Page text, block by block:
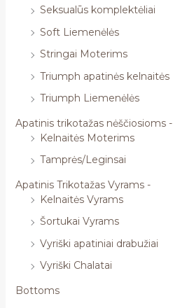
Seksualūs komplektėliai
Soft Liemenėlės
Stringai Moterims
Triumph apatinės kelnaitės
Triumph Liemenėlės
Apatinis trikotažas nėščiosioms -
Kelnaitės Moterims
Tamprės/Leginsai
Apatinis Trikotažas Vyrams -
Kelnaitės Vyrams
Šortukai Vyrams
Vyriški apatiniai drabužiai
Vyriški Chalatai
Bottoms